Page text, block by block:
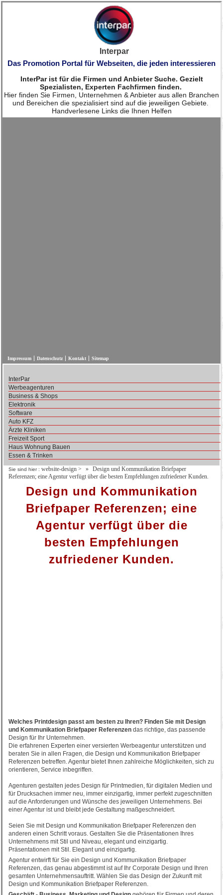
Interpar
Das Promotion Portal für Webseiten, die jeden interessieren
InterPar ist für die Firmen und Anbieter Suche. Gezielt
Spezialisten, Experten Fachfirmen finden.
Hier finden Sie Firmen, Unternehmen & Anbieter aus allen Branchen
und Bereichen die spezialisiert sind auf die jeweiligen Gebiete.
Handverlesene Links die Ihnen Helfen
Impressum Datenschutz Kontakt Sitemap
InterPar
Werbeagenturen
Business & Shops
Elektronik
Software
Auto KFZ
Ärzte Kliniken
Freizeit Sport
Haus Wohnung Bauen
Essen & Trinken
Sie sind hier : website-design >
Design und Kommunikation Briefpaper
Referenzen; eine Agentur verfügt über die besten Empfehlungen zufriedener Kunden.
Design und Kommunikation
Briefpaper Referenzen; eine
Agentur verfügt über die
besten Empfehlungen
zufriedener Kunden.
Welches Printdesign passt am besten zu Ihren? Finden Sie mit Design
und Kommunikation Briefpaper Referenzen das richtige, das passende
Design für Ihr Unternehmen.
Die erfahrenen Experten einer versierten Werbeagentur unterstützen und
beraten Sie in allen Fragen, die Design und Kommunikation Briefpaper
Referenzen betreffen. Agentur bietet Ihnen zahlreiche Möglichkeiten, sich zu
orientieren, Service inbegriffen.
Agenturen gestalten jedes Design für Printmedien, für digitalen Medien und
für Drucksachen immer neu, immer einzigartig, immer perfekt zugeschnitten
auf die Anforderungen und Wünsche des jeweiligen Unternehmens. Bei
einer Agentur ist und bleibt jede Gestaltung maßgeschneidert.
Seien Sie mit Design und Kommunikation Briefpaper Referenzen den
anderen einen Schritt voraus. Gestalten Sie die Präsentationen Ihres
Unternehmens mit Stil und Niveau, elegant und einzigartig.
Präsentationen mit Stil. Elegant und einzigartig.
Agentur entwirft für Sie ein Design und Kommunikation Briefpaper
Referenzen, das genau abgestimmt ist auf Ihr Corporate Design und Ihren
gesamten Unternehmensauftritt. Wählen Sie das Design der Zukunft mit
Design und Kommunikation Briefpaper Referenzen.